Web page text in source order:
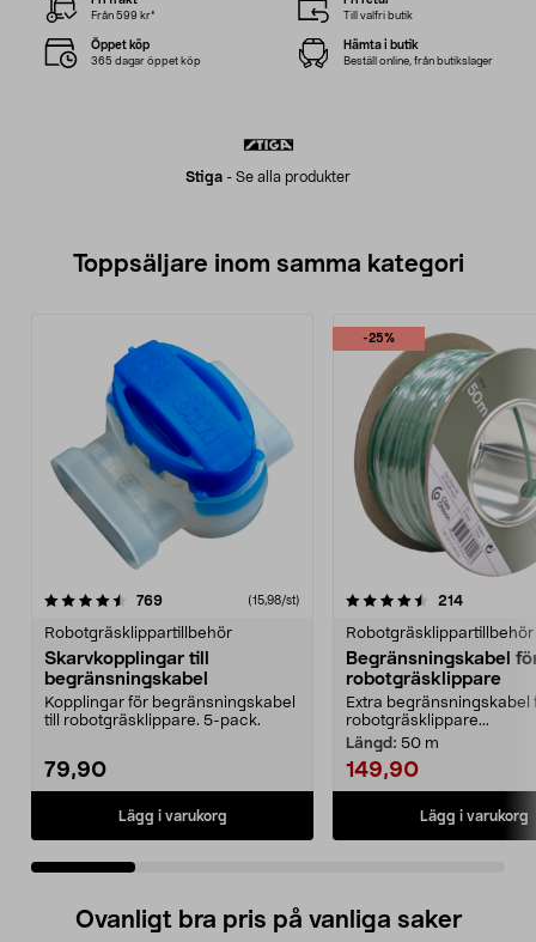
Stiga - Se alla produkter
Från 599 kr* Till valfri butik
Öppet köp
365 dagar öppet köp
Hämta i butik
Beställ online, från butikslager
Toppsäljare inom samma kategori
769recensioner (15,98/st)
Robotgräsklippartillbehör
Skarvkopplingar till
begränsningskabel
Kopplingar för begränsningskabel
till robotgräsklippare. 5-pack.
79,90
Lägg i varukorg
-25%
4.5 av 5 stjärnor 214
Robotgräsklippartillbehör
Begränsningskabel
robotgräsklippare
Extra begränsningskabel
robotgräsklippare...
Längd: 50 m
149,90
Lägg i varukorg
4.5 av 5 stjärnor
Ovanligt bra pris på vanliga saker